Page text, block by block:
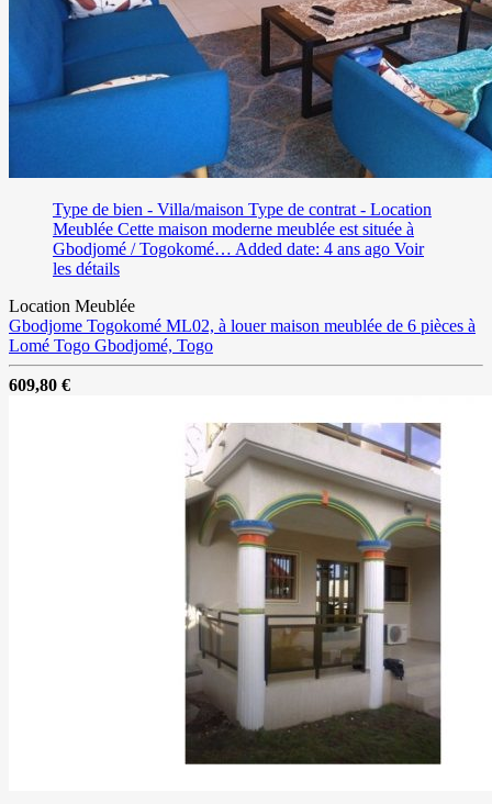
Type de bien - Villa/maison Type de contrat - Location
Meublée Cette maison moderne meublée est située à
Gbodjomé / Togokomé… Added date: 4 ans ago Voir
les détails
Location Meublée
Gbodjome Togokomé ML02, à louer maison meublée de 6 pièces à
Lomé Togo Gbodjomé, Togo
609,80 €